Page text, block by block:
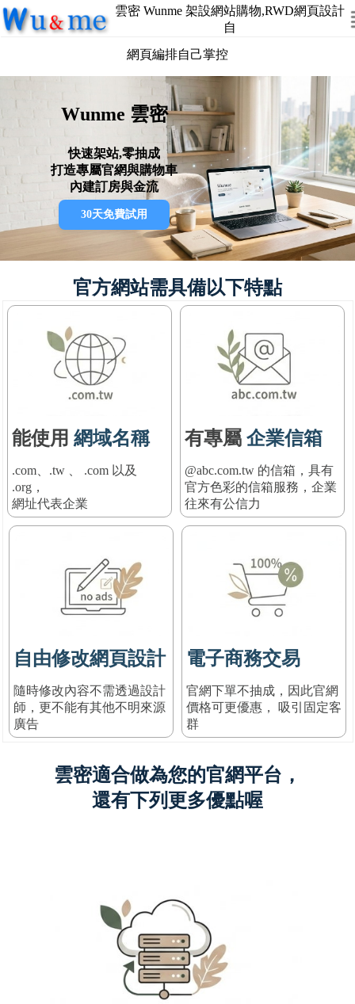
雲密 Wunme 架設網站購物,RWD網頁設計
自
網頁編排自己掌控
Wunme 雲密
快速架站,零抽成
打造專屬官網與購物車
內建訂房與金流
30天免費試用
官方網站需具備以下特點
能使用 網域名稱
.com、.tw 、 .com 以及
.org，
網址代表企業
有專屬 企業信箱
@abc.com.tw 的信箱，具有
官方色彩的信箱服務 ， 企業
往來有公信力
自由修改網頁設計
隨時修改內容不需透過設計
師，更不能有其他不明來源
廣告
電子商務交易
官網下單不抽成，因此官網
價格可更優惠， 吸引固定客
群
雲密適合做為您的官網平台，
還有下列更多優點喔